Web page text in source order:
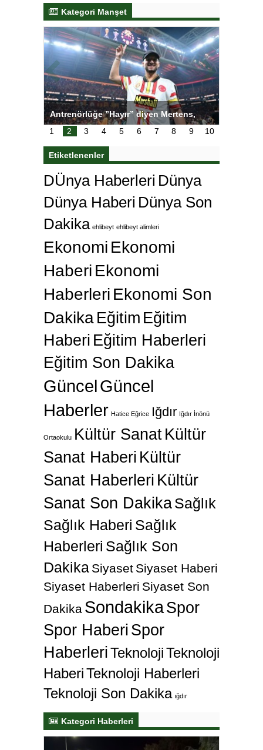
Kategori Manşet
Salihli Sporcuları Kuraş’ta Gururlandırdı
1 2 3 4 5 6 7 8 9 10
Etiketlenenler
DÜnya Haberleri Dünya
Dünya Haberi Dünya Son
Dakika ehlibeyt ehlibeyt alimleri
Ekonomi Ekonomi
Haberi Ekonomi
Haberleri Ekonomi Son
Dakika Eğitim Eğitim
Haberi Eğitim Haberleri
Eğitim Son Dakika
GüncelGüncel
Haberler Hatice Eğrice Iğdır Iğdır İnönü
Ortaokulu Kültür SanatKültür
Sanat Haberi Kültür
Sanat Haberleri Kültür
Sanat Son DakikaSağlık
Sağlık Haberi Sağlık
Haberleri Sağlık Son
Dakika Siyaset Siyaset Haberi
Siyaset Haberleri Siyaset Son
Dakika SondakikaSpor
Spor Haberi Spor
HaberleriTeknolojiTeknoloji
HaberiTeknoloji Haberleri
Teknoloji Son Dakika ığdır
Kategori Haberleri